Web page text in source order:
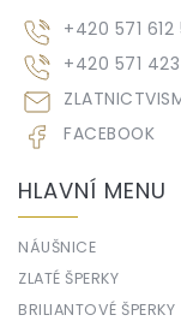
+420 571 612
+420 571
FACEBOOK
HLAVNÍ MENU
NÁUŠNICE
ZLATÉ ŠPERKY
BRILIANTOVÉ ŠPERKY